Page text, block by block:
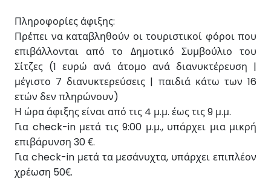
Πληροφορίες άφιξης:
Πρέπει να καταβληθούν οι τουριστικοί φόροι που
επιβάλλονται από το Δημοτικό Συμβούλιο του
Σίτζες (1 ευρώ ανά άτομο ανά διανυκτέρευση |
μέγιστο 7 διανυκτερεύσεις | παιδιά κάτω των 16
ετών δεν πληρώνουν)
Η ώρα άφιξης είναι από τις 4 μ.μ. έως τις 9 μ.μ.
Για check-in μετά τις 9:00 μ.μ., υπάρχει μια μικρή
επιβάρυνση 30 €.
Για check-in μετά τα μεσάνυχτα, υπάρχει επιπλέον
χρέωση 50€.